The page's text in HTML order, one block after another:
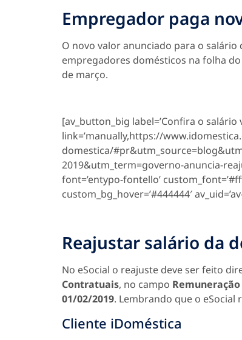
Empregador paga
O novo valor anunciado para o salário
empregadores domésticos na folha
de março.
[av_button_big label=’Confira o
link=’manually,https://
domestica/
2019&utm_term=governo-anuncia-
font=’entypo-fontello’
custom_bg_hover=’#444444′
Reajustar salário da
No eSocial o reajuste deve ser feito
Contratuais, no campo
01/02/2019. Lembrando que o
Cliente iDoméstica